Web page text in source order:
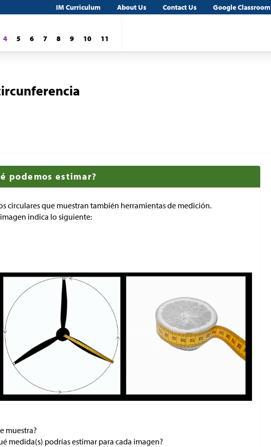
IM Curriculum About Us Contact Us Google Classroom
4 5 6 7 8 9 10 11
podemos estimar?
circulares que muestran también herramientas de medición.
indica lo siguiente:
muestra?
medida(s) podrías estimar para cada imagen?